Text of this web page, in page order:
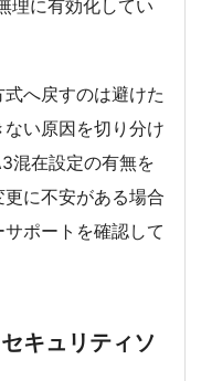
理に有効化してい
へ戻すのは避けた
い原因を切り分け
混在設定の有無を
に不安がある場合
ポートを確認して
キュリティソ